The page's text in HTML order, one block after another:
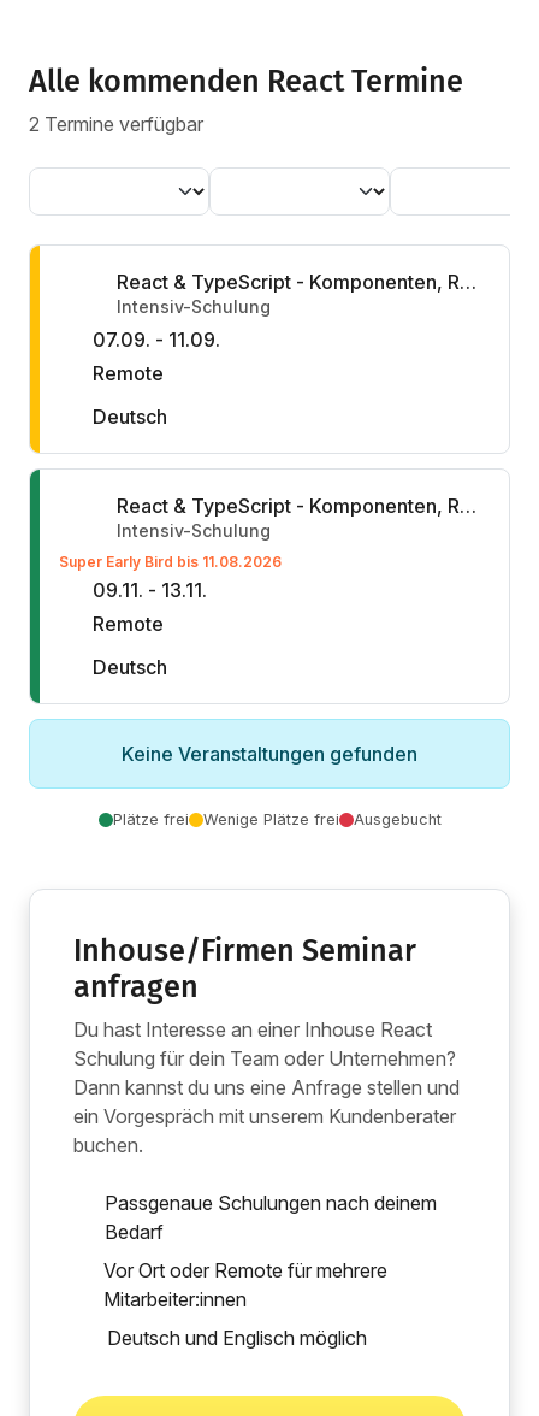
Alle kommenden React Termine
2 Termine verfügbar
React & TypeScript - Komponenten, Reaktivität & Schnittstellen
Intensiv-Schulung
07.09. - 11.09.
Remote
Deutsch
React & TypeScript - Komponenten, Reaktivität & Schnittstellen
Intensiv-Schulung
Super Early Bird bis 11.08.2026
09.11. - 13.11.
Remote
Deutsch
Keine Veranstaltungen gefunden
Plätze frei Wenige Plätze frei Ausgebucht
Inhouse/Firmen Seminar
anfragen
Du hast Interesse an einer Inhouse React
Schulung für dein Team oder Unternehmen?
Dann kannst du uns eine Anfrage stellen und
ein Vorgespräch mit unserem Kundenberater
buchen.
Passgenaue Schulungen nach deinem
Bedarf
Vor Ort oder Remote für mehrere
Mitarbeiter:innen
Deutsch und Englisch möglich